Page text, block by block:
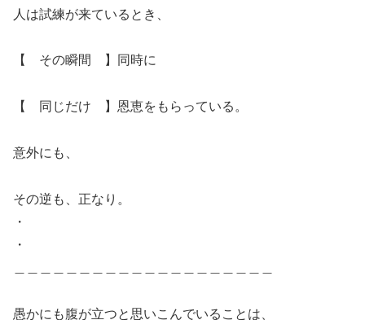
人は試練が来ているとき、
【 その瞬間 】同時に
【 同じだけ 】恩恵をもらっている。
意外にも、
その逆も、正なり。
・
・
愚かにも腹が立つと思いこんでいることは、